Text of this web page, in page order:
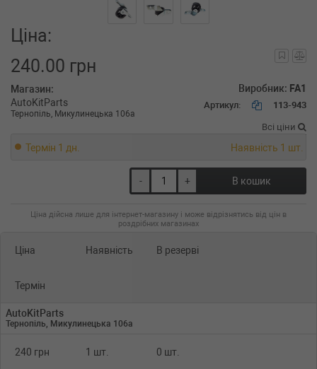
Ціна:
240.00 грн
Магазин:
AutoKitParts
Тернопіль, Микулинецька 106а
Виробник: FA1
Артикул: 113-943
Всі ціни
Термін 1 дн. Наявність 1 шт.
- + В кошик
Ціна дійсна лише для інтернет-магазину і може відрізнятись від цін в
роздрібних магазинах
Ціна Наявність В резерві
Термін
AutoKitParts
Тернопіль, Микулинецька 106а
240 грн 1 шт. 0 шт.